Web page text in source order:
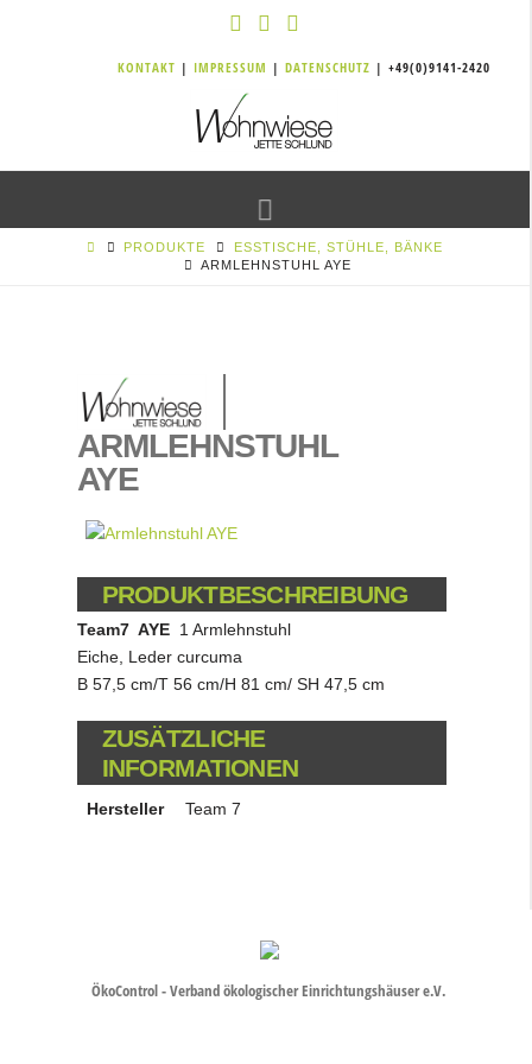
KONTAKT | IMPRESSUM | DATENSCHUTZ | +49(0)9141-2420
PRODUKTE
ESSTISCHE, STÜHLE, BÄNKE
ARMLEHNSTUHL AYE
ARMLEHNSTUHL
AYE
PRODUKTBESCHREIBUNG
Team7 AYE 1 Armlehnstuhl
Eiche, Leder curcuma
B 57,5 cm/T 56 cm/H 81 cm/ SH 47,5 cm
ZUSÄTZLICHE
INFORMATIONEN
Hersteller Team 7
ÖkoControl - Verband ökologischer Einrichtungshäuser e.V.